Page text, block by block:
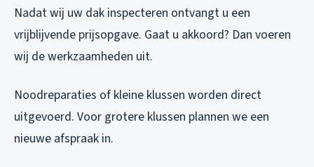
Nadat wij uw dak inspecteren ontvangt u een
vrijblijvende prijsopgave. Gaat u akkoord? Dan voeren
wij de werkzaamheden uit.
Noodreparaties of kleine klussen worden direct
uitgevoerd. Voor grotere klussen plannen we een
nieuwe afspraak in.